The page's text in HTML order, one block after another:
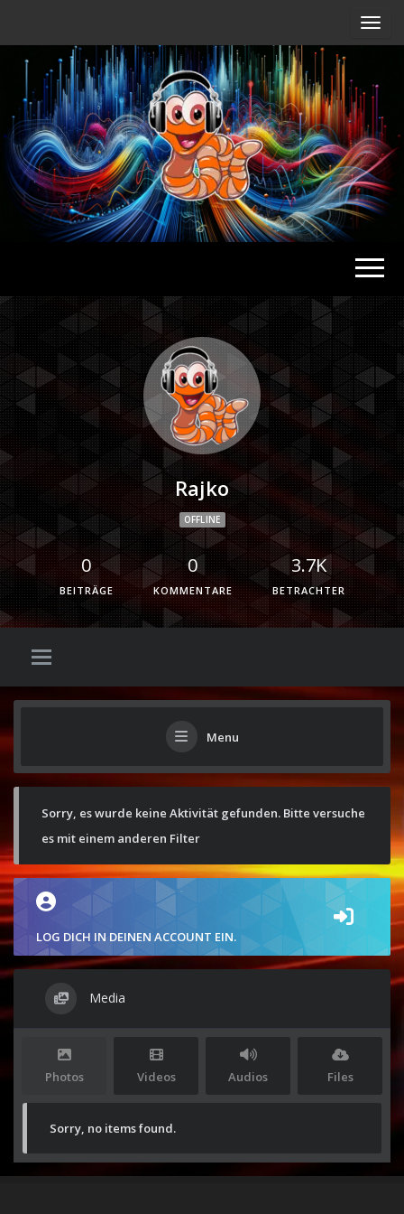
Radio
Rajko
OFFLINE
0
BEITRÄGE
0
KOMMENTARE
3.7K
BETRACHTER
Menu
Sorry, es wurde keine Aktivität gefunden. Bitte versuche
es mit einem anderen Filter
LOG DICH IN DEINEN ACCOUNT EIN.
Media
Photos Videos Audios Files
Sorry, no items found.